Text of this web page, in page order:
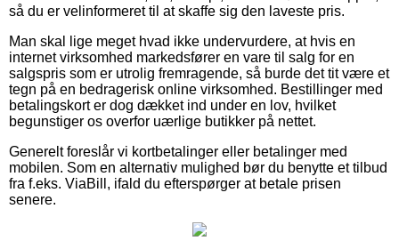
så du er velinformeret til at skaffe sig den laveste pris.
Man skal lige meget hvad ikke undervurdere, at hvis en
internet virksomhed markedsfører en vare til salg for en
salgspris som er utrolig fremragende, så burde det tit være et
tegn på en bedragerisk online virksomhed. Bestillinger med
betalingskort er dog dækket ind under en lov, hvilket
begunstiger os overfor uærlige butikker på nettet.
Generelt foreslår vi kortbetalinger eller betalinger med
mobilen. Som en alternativ mulighed bør du benytte et tilbud
fra f.eks. ViaBill, ifald du efterspørger at betale prisen
senere.